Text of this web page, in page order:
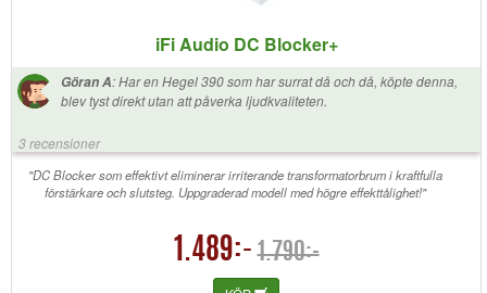
iFi Audio DC Blocker+
Göran A:Har en Hegel 390 som har surrat då och då, köpte denna,
blev tyst direkt utan att påverka ljudkvaliteten.
3 recensioner
"DC Blocker som effektivt eliminerar irriterande transformatorbrum i kraftfulla
förstärkare och slutsteg. Uppgraderad modell med högre effekttålighet!"
1.489:- 1.790:-